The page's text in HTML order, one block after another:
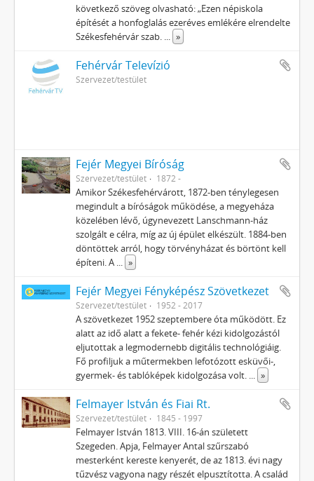
következő szöveg olvasható: „Ezen népiskola
építését a honfoglalás ezeréves emlékére elrendelte
Székesfehérvár szab. ... »
Fehérvár Televízió
Szervezet/testület
Fejér Megyei Bíróság
Szervezet/testület 1872 -
Amikor Székesfehérvárott, 1872-ben ténylegesen
megindult a bíróságok működése, a megyeháza
közelében lévő, úgynevezett Lanschmann-ház
szolgált e célra, míg az új épület elkészült. 1884-ben
döntöttek arról, hogy törvényházat és börtönt kell
építeni. A ... »
Fejér Megyei Fényképész Szövetkezet
Szervezet/testület 1952 - 2017
A szövetkezet 1952 szeptembere óta működött. Ez
alatt az idő alatt a fekete- fehér kézi kidolgozástól
eljutottak a legmodernebb digitális technológiáig.
Fő profiljuk a műtermekben lefotózott esküvői-,
gyermek- és tablóképek kidolgozása volt. ... »
Felmayer István és Fiai Rt.
Szervezet/testület 1845 - 1997
Felmayer István 1813. VIII. 16-án született
Szegeden. Apja, Felmayer Antal szűrszabó
mesterként kereste kenyerét, de az 1813. évi nagy
tűzvész vagyona nagy részét elpusztította. A család